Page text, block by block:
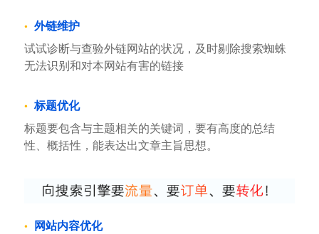
外链维护
试试诊断与查验外链网站的状况，及时剔除搜索蜘蛛
无法识别和对本网站有害的链接
标题优化
标题要包含与主题相关的关键词，要有高度的总结
性、概括性，能表达出文章主旨思想。
网站内容优化